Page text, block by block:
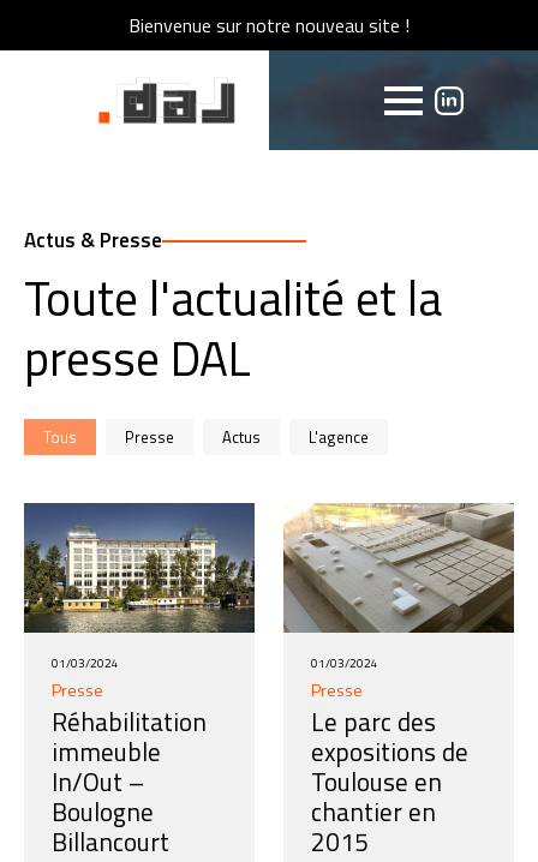
Bienvenue sur notre nouveau site !
Bienvenue sur notre nouveau site !
Actus & Presse
Toute l'actualité et la
presse DAL
Filtre Actu
Tous Presse Actus L'agence
01/03/2024
Presse
Réhabilitation
immeuble
In/Out –
Boulogne
Billancourt
01/03/2024
Presse
Le parc des
expositions de
Toulouse en
chantier en
2015